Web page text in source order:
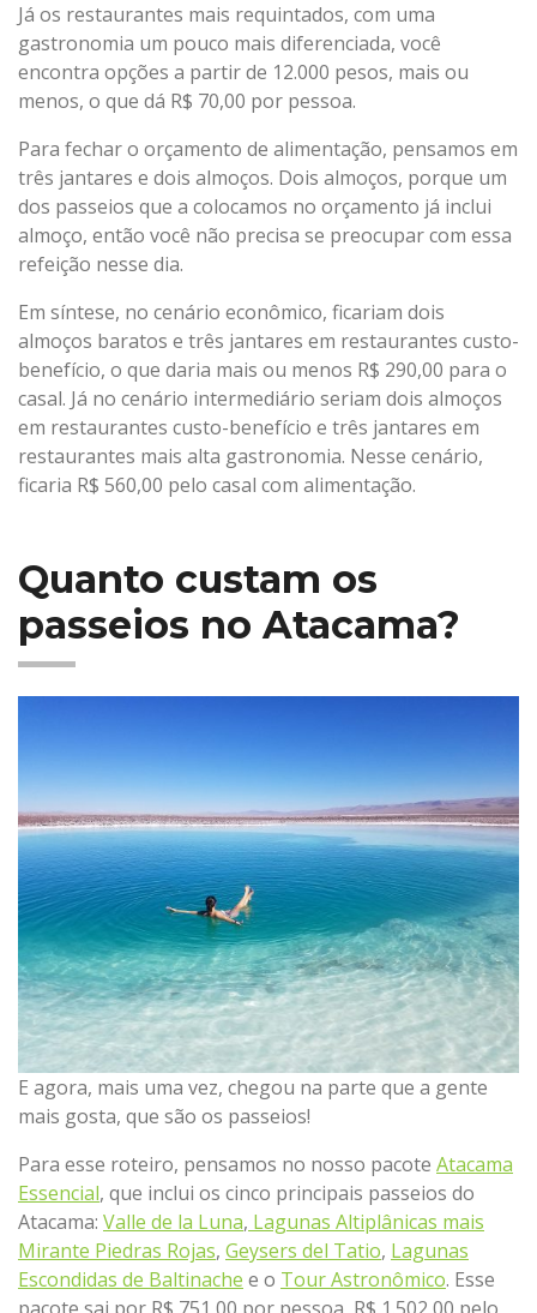
Já os restaurantes mais requintados, com uma
gastronomia um pouco mais diferenciada, você
encontra opções a partir de 12.000 pesos, mais ou
menos, o que dá R$ 70,00 por pessoa.
Para fechar o orçamento de alimentação, pensamos em
três jantares e dois almoços. Dois almoços, porque um
dos passeios que a colocamos no orçamento já inclui
almoço, então você não precisa se preocupar com essa
refeição nesse dia.
Em síntese, no cenário econômico, ficariam dois
almoços baratos e três jantares em restaurantes custo-
benefício, o que daria mais ou menos R$ 290,00 para o
casal. Já no cenário intermediário seriam dois almoços
em restaurantes custo-benefício e três jantares em
restaurantes mais alta gastronomia. Nesse cenário,
ficaria R$ 560,00 pelo casal com alimentação.
Quanto custam os
passeios no Atacama?
E agora, mais uma vez, chegou na parte que a gente
mais gosta, que são os passeios!
Para esse roteiro, pensamos no nosso pacote Atacama
Essencial, que inclui os cinco principais passeios do
Atacama: Valle de la Luna, Lagunas Altiplânicas mais
Mirante Piedras Rojas, Geysers del Tatio, Lagunas
Escondidas de Baltinache e o Tour Astronômico. Esse